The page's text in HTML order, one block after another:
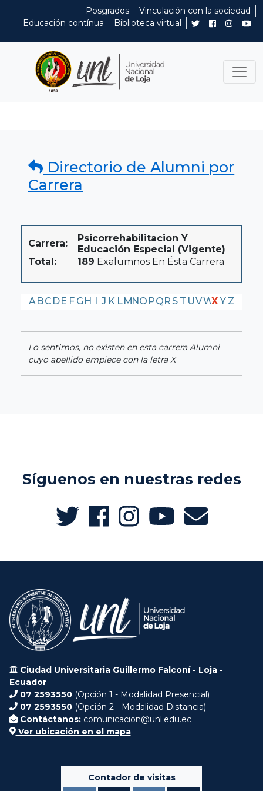
Posgrados
Vinculación con la sociedad
Educación contínua
Biblioteca virtual
Directorio de Alumni por
Carrera
Carrera:
Psicorrehabilitacion Y
Educación Especial (Vigente)
Total:
189 Exalumnos En Ésta Carrera
A BC DE F G H I J K LMNO PQR S T UVWXY Z
Lo sentimos, no existen en esta carrera Alumni
cuyo apellido empiece con la letra X
Síguenos en nuestras redes
Ciudad Universitaria Guillermo Falconí - Loja -
Ecuador
07 2593550 (Opción 1 - Modalidad Presencial)
07 2593550 (Opción 2 - Modalidad Distancia)
Contáctanos: comunicacion@unl.edu.ec
Ver ubicación en el mapa
Contador de visitas